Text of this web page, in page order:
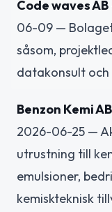
Code waves AB
06-09 —
såsom,
datakonsult
Benzon Kemi AB
2026-06-25 —
utrustning till
emulsioner,
kemiskteknisk